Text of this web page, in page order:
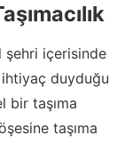
içerisinde
duyduğu
bir taşıma
taşıma